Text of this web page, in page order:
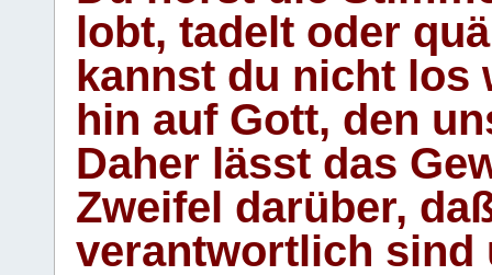
lobt, tadelt oder
kannst du nicht los
hin auf Gott, den
Daher lässt das
Zweifel darüber,
verantwortlich sind